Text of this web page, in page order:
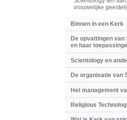
vrouwelijke
Binnen in een Kerk
De opvattingen van
en haar
Scientology en
De organisatie van
Het management
Religious